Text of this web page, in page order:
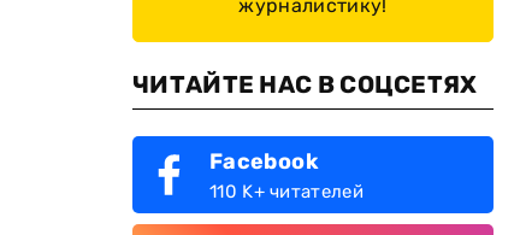
журналистику!
ЧИТАЙТЕ НАС В СОЦСЕТЯХ
Facebook
110 K+ читателей